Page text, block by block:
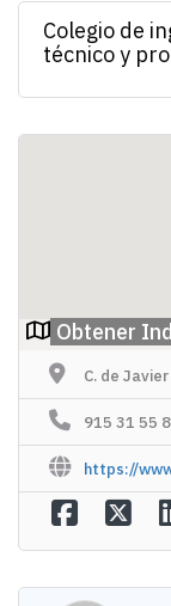
Colegio de
técnico y
Obtener
C. de
915 31 55
https://